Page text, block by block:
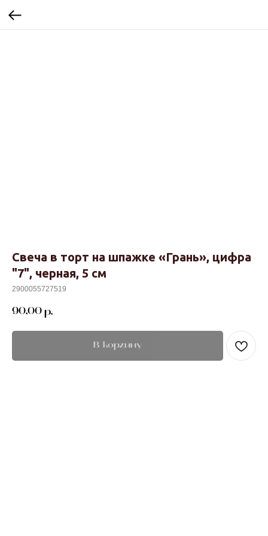
Свеча в торт на шпажке «‎Грань», цифра
"7", черная, 5 см
2900055727519
90,00 р.
В корзину